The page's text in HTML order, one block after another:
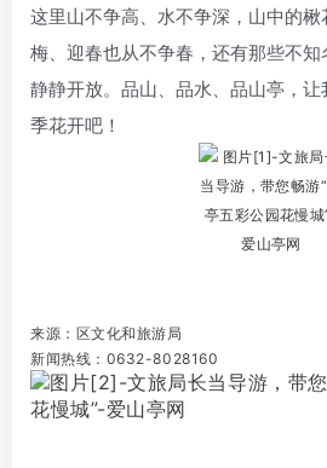
这里山不争高、水不争深，山中的
梅、迎春也从不争春，还有那些不知
静静开放。品山、品水、品山亭，
季花开吧！
来源：区文化和旅游局
新闻热线：0632-8028160